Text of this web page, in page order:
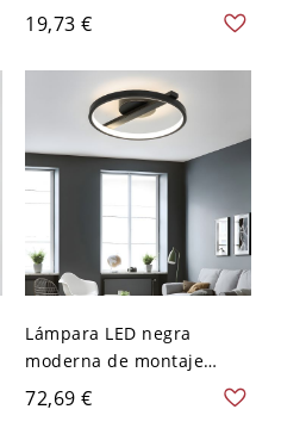
de Techo de Cilindro para
Pasillo - 110 A 120 V
Negro Luz cálida 10,16 cm
19,73 €
Lámpara LED negra
moderna de montaje
empotrado con anillo de
acrílico en luz blanca,
72,69 €